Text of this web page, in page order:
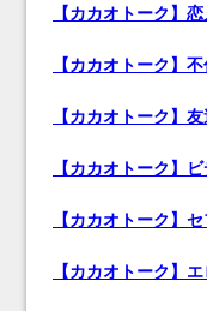
【カカオトーク】
【カカオトーク】
【カカオトーク】
【カカオトーク】
【カカオトーク】
【カカオトーク】